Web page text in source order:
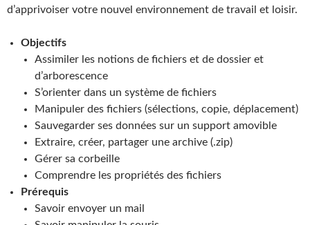
d’apprivoiser votre nouvel environnement de travail et loisir.
Objectifs
Assimiler les notions de fichiers et de dossier et
d’arborescence
S’orienter dans un système de fichiers
Manipuler des fichiers (sélections, copie, déplacement)
Sauvegarder ses données sur un support amovible
Extraire, créer, partager une archive (.zip)
Gérer sa corbeille
Comprendre les propriétés des fichiers
Prérequis
Savoir envoyer un mail